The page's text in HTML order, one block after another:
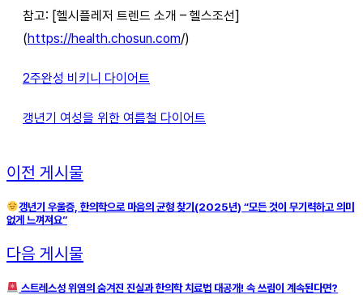
참고: [헬시플레저 트렌드 소개 – 헬스조선]
(https://health.chosun.com/)
2주완성 비키니 다이어트
갱년기 여성을 위한 여름철 다이어트
이전 게시물
갱년기 우울증, 한의학으로 마음의 균형 찾기(2025년) “모든 것이 무기력하고 의미
없게 느껴져요”
다음 게시물
스트레스성 위염의 숨겨진 진실과 한의학 치료법 대공개! 속 쓰림이 계속된다면?